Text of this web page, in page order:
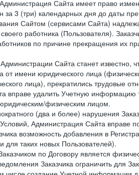
Сайта имеет право
за 3 (три) календарных дня до даты
Сайтом (сервисами Сайта)
работника (Пользователя).
по причине прекращения их
Сайта станет
от имени юридического лица
лица), прекратились трудовые
вправе удалить Учетную информацию
физическим лицом.
(два и более) нарушения
Администрация Сайта вправе
возможность добавления в
таких новых Пользователей).
по Договору является
Заказчика ограничить для